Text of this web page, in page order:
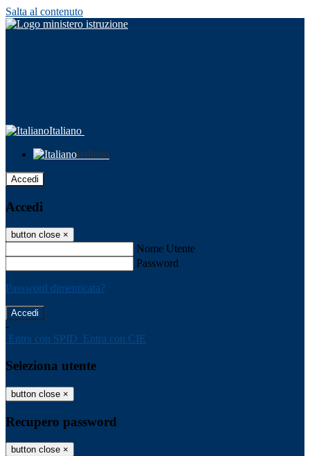
Salta al contenuto
Italiano
Italiano
Accedi
Accedi
button close ×
Nome Utente
Password
Password dimenticata?
-
Entra con SPID Entra con CIE
Seleziona utente
button close ×
Recupero password
button close ×